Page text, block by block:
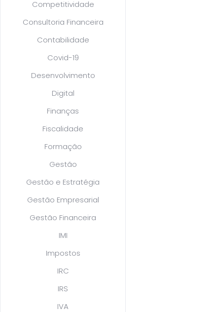
Competitividade
Consultoria Financeira
Contabilidade
Covid-19
Desenvolvimento
Digital
Finanças
Fiscalidade
Formação
Gestão
Gestão e Estratégia
Gestão Empresarial
Gestão Financeira
IMI
Impostos
IRC
IRS
IVA